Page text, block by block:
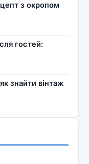
з окропом
гостей:
знайти вінтаж